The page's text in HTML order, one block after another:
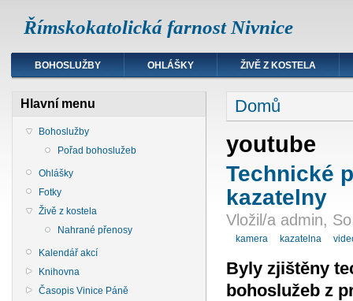
Římskokatolická farnost Nivnice
BOHOSLUŽBY OHLÁŠKY ŽIVĚ Z KOSTELA
Hlavní menu
Bohoslužby
Pořad bohoslužeb
Ohlášky
Fotky
Živě z kostela
Nahrané přenosy
Kalendář akcí
Knihovna
Časopis Vinice Páně
Domů
youtube
Technické
kazatelny
Vložil/a admin,
kamera kazatelna
Byly zjištěny
bohoslužeb z